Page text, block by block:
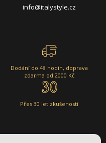
info@italystyle.cz
Dodání do 48 hodin, doprava
zdarma od 2000 Kč
Přes 30 let zkušeností